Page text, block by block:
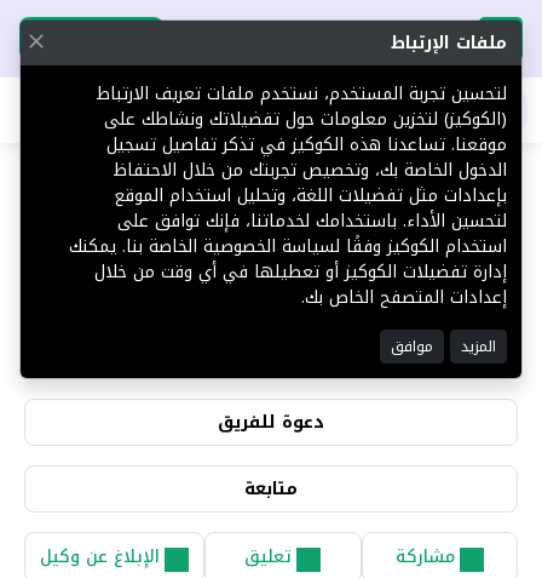
تحميل التطبيق تحميل التطبيق
اطلب عقارك
صقر القرني
0
التقييمات
دعوة للفريق
متابعة
مشاركة تعليق الإبلاغ عن وكيل
ملفات الإرتباط
لتحسين تجربة المستخدم، نستخدم ملفات تعريف الارتباط
(الكوكيز) لتخزين معلومات حول تفضيلاتك ونشاطك على
موقعنا. تساعدنا هذه الكوكيز في تذكر تفاصيل تسجيل
الدخول الخاصة بك، وتخصيص تجربتك من خلال الاحتفاظ
بإعدادات مثل تفضيلات اللغة، وتحليل استخدام الموقع
لتحسين الأداء. باستخدامك لخدماتنا، فإنك توافق على
استخدام الكوكيز وفقًا لسياسة الخصوصية الخاصة بنا. يمكنك
إدارة تفضيلات الكوكيز أو تعطيلها في أي وقت من خلال
إعدادات المتصفح الخاص بك.
المزيد موافق